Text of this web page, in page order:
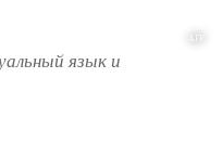
AFP
язык и